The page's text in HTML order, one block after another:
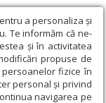
a personaliza și
Te informăm că ne-
și în activitatea
propuse de
persoanelor fizice în
personal și privind
navigarea pe